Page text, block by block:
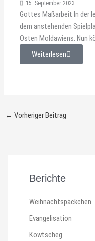
15. September 2023
Gottes Maßarbeit In der
dem anstehenden
Osten Moldawiens. Nun
Weiterlesen
← Vorheriger Beitrag
Berichte
Weihnachtspäckchen
Evangelisation
Kowtscheg